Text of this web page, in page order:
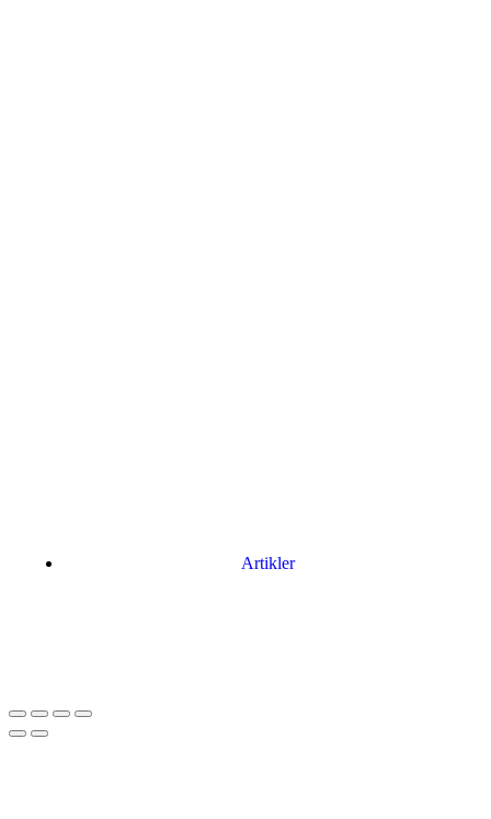
Artikler